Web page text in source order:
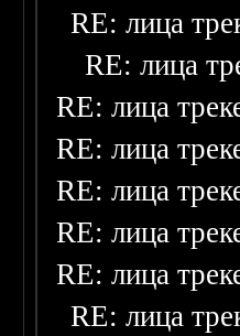
RE: лица
RE: лица
RE: лица
RE: лица
RE: лица
RE: лица
RE: лица
RE: лица